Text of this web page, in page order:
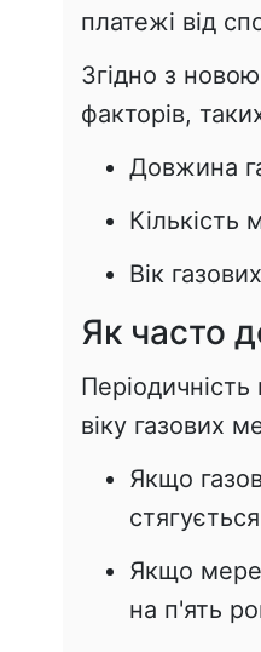
платежі від
Згідно з
факторів,
Довжина
Кількість
Вік
Як часто
віку газових
Якщо
Якщо
на п'ять